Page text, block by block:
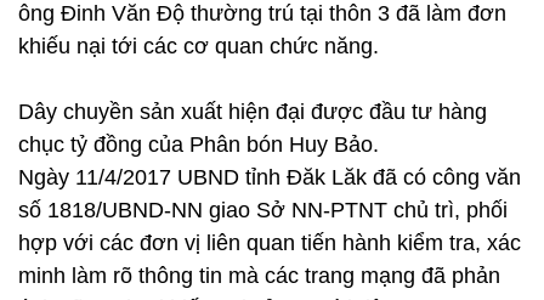
ông Đinh Văn Độ thường trú tại thôn 3 đã làm đơn
khiếu nại tới các cơ quan chức năng.
Dây chuyền sản xuất hiện đại được đầu tư hàng
chục tỷ đồng của Phân bón Huy Bảo.
Ngày 11/4/2017 UBND tỉnh Đăk Lăk đã có công văn
số 1818/UBND-NN giao Sở NN-PTNT chủ trì, phối
hợp với các đơn vị liên quan tiến hành kiểm tra, xác
minh làm rõ thông tin mà các trang mạng đã phản